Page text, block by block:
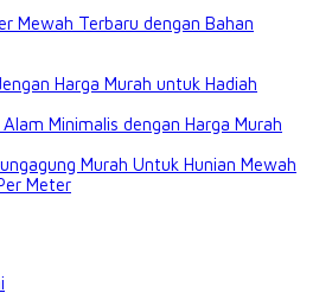
Mewah Terbaru dengan Bahan
Harga Murah untuk Hadiah
Minimalis dengan Harga Murah
Murah Untuk Hunian Mewah